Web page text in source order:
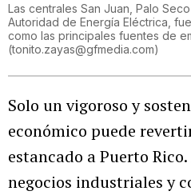
Las centrales San Juan, Palo
Autoridad de Energía Eléctrica,
como las principales fuentes de
(tonito.zayas@gfmedia.com)
Solo un vigoroso y
económico puede
estancado a Puerto
negocios industriales y